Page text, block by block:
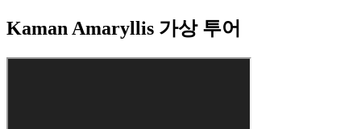
Kaman Amaryllis 가상 투어